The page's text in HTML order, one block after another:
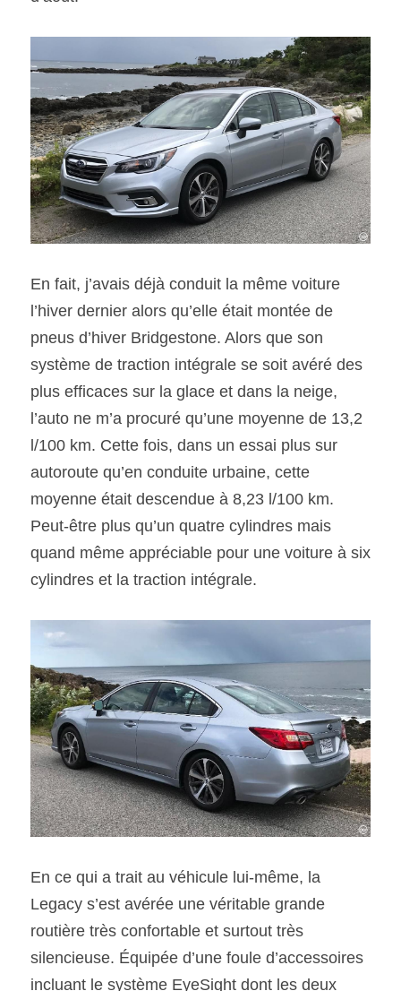
En fait, j’avais déjà conduit la même voiture
l’hiver dernier alors qu’elle était montée de
pneus d’hiver Bridgestone. Alors que son
système de traction intégrale se soit avéré des
plus efficaces sur la glace et dans la neige,
l’auto ne m’a procuré qu’une moyenne de 13,2
l/100 km. Cette fois, dans un essai plus sur
autoroute qu’en conduite urbaine, cette
moyenne était descendue à 8,23 l/100 km.
Peut-être plus qu’un quatre cylindres mais
quand même appréciable pour une voiture à six
cylindres et la traction intégrale.
En ce qui a trait au véhicule lui-même, la
Legacy s’est avérée une véritable grande
routière très confortable et surtout très
silencieuse. Équipée d’une foule d’accessoires
incluant le système EyeSight dont les deux